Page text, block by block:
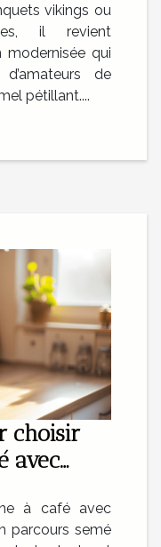
vikings ou
il revient
modernisée qui
de
pétillant....
choisir
avec
à café avec
parcours semé